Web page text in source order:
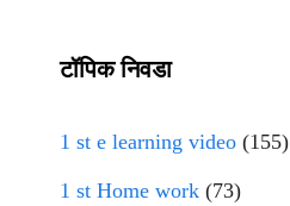
टॉपिक निवडा
1 st e learning video (155)
1 st Home work (73)